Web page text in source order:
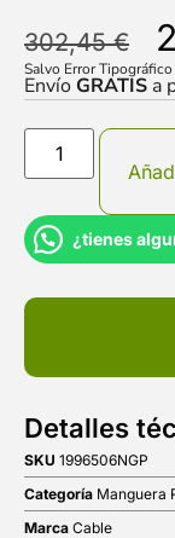
302,45€
Salvo Error Tipográfico
EnvíoGRATIS a
¿tienes
Detalles
SKU 1996506NGP
Categoría Manguera
Marca Cable